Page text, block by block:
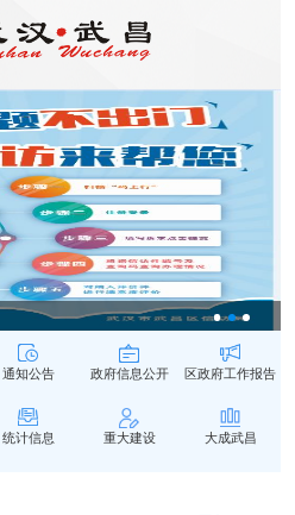
通知公告 政府信息公开 区政府工作报告
统计信息 重大建设 大成武昌